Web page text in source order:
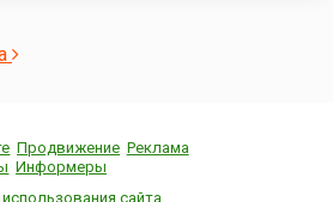
Продвижение Реклама
Информеры
сайта